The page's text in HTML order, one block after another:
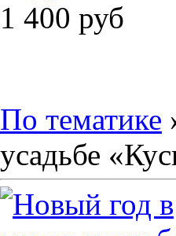
1 400 руб
По тематике
усадьбе